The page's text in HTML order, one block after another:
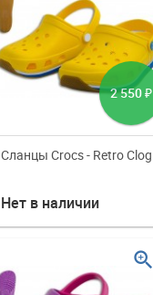
2 550 ₽
Сланцы Crocs - Retro Clog
Нет в наличии
zoom_in